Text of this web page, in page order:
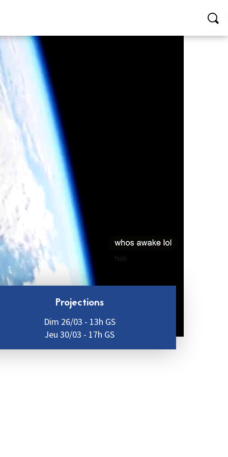
Projections
Dim 26/03 - 13h GS
Jeu 30/03 - 17h GS